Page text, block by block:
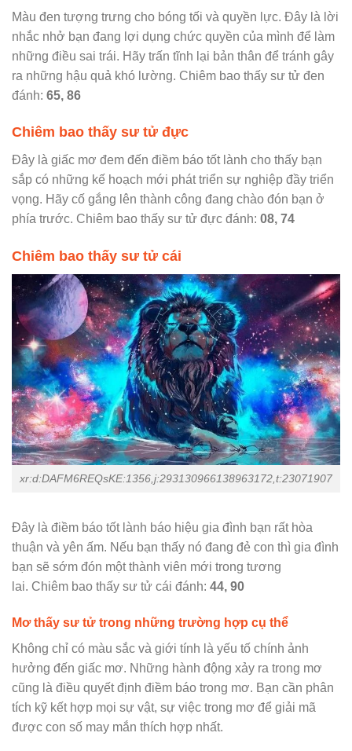
Màu đen tượng trưng cho bóng tối và quyền lực. Đây là lời
nhắc nhở bạn đang lợi dụng chức quyền của mình để làm
những điều sai trái. Hãy trấn tĩnh lại bản thân để tránh gây
ra những hậu quả khó lường. Chiêm bao thấy sư tử đen
đánh: 65, 86
Chiêm bao thấy sư tử đực
Đây là giấc mơ đem đến điềm báo tốt lành cho thấy bạn
sắp có những kế hoạch mới phát triển sự nghiệp đầy triển
vọng. Hãy cố gắng lên thành công đang chào đón bạn ở
phía trước. Chiêm bao thấy sư tử đực đánh: 08, 74
Chiêm bao thấy sư tử cái
xr:d:DAFM6REQsKE:1356,j:293130966138963172,t:23071907
Đây là điềm báo tốt lành báo hiệu gia đình bạn rất hòa
thuận và yên ấm. Nếu bạn thấy nó đang đẻ con thì gia đình
bạn sẽ sớm đón một thành viên mới trong tương
lai. Chiêm bao thấy sư tử cái đánh: 44, 90
Mơ thấy sư tử trong những trường hợp cụ thể
Không chỉ có màu sắc và giới tính là yếu tố chính ảnh
hưởng đến giấc mơ. Những hành động xảy ra trong mơ
cũng là điều quyết định điềm báo trong mơ. Bạn cần phân
tích kỹ kết hợp mọi sự vật, sự việc trong mơ để giải mã
được con số may mắn thích hợp nhất.